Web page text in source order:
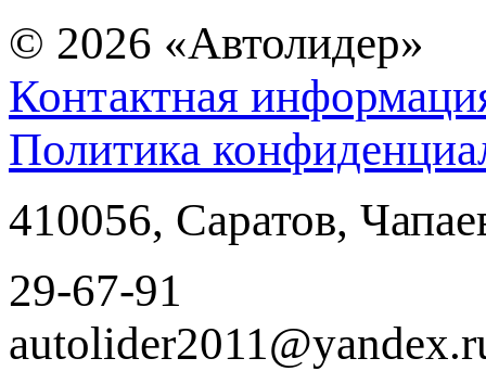
© 2026 «Автолидер»
Контактная
Политика
410056, Саратов,
29-67-91